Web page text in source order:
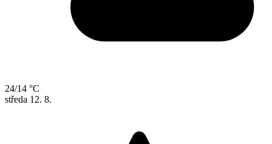
24/14 °C
středa 12. 8.